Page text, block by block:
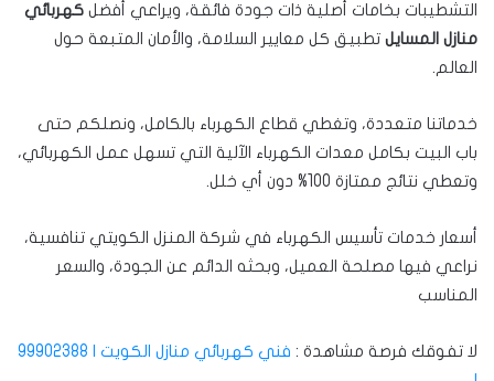
التشطيبات بخامات أصلية ذات جودة فائقة، ويراعي أفضل كهربائي
منازل المسايل تطبيق كل معايير السلامة، والأمان المتبعة حول
العالم.
خدماتنا متعددة، وتغطي قطاع الكهرباء بالكامل، ونصلكم حتى
باب البيت بكامل معدات الكهرباء الآلية التي تسهل عمل الكهربائي،
وتعطي نتائج ممتازة 100% دون أي خلل.
أسعار خدمات تأسيس الكهرباء في شركة المنزل الكويتي تنافسية،
نراعي فيها مصلحة العميل، وبحثه الدائم عن الجودة، والسعر
المناسب
لا تفوقك فرصة مشاهدة :
فني كهربائي منازل الكويت | 99902388